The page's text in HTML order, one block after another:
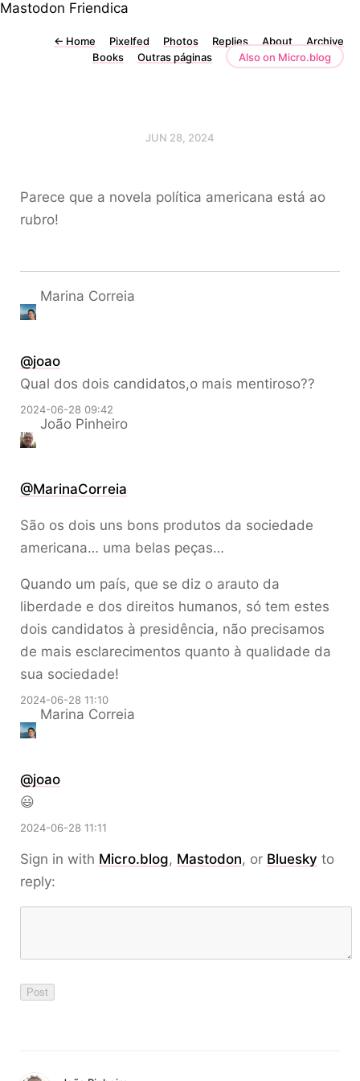
Mastodon Friendica
← Home Pixelfed Photos Replies About
Archive
Books
Outras páginas Also on Micro.blog
JUN 28, 2024
Parece que a novela política americana está ao
rubro!
Marina Correia
@joao
Qual dos dois candidatos,o mais mentiroso??
2024-06-28 09:42
João Pinheiro
@MarinaCorreia
São os dois uns bons produtos da sociedade
americana… uma belas peças…
Quando um país, que se diz o arauto da
liberdade e dos direitos humanos, só tem estes
dois candidatos à presidência, não precisamos
de mais esclarecimentos quanto à qualidade da
sua sociedade!
2024-06-28 11:10
Marina Correia
@joao
😃
2024-06-28 11:11
Sign in with Micro.blog, Mastodon, or Bluesky to
reply: